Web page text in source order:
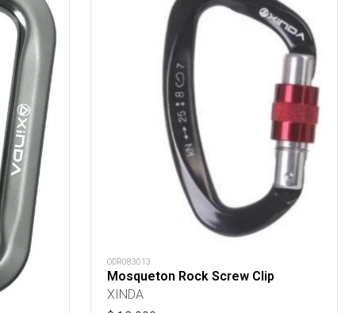
ODR083013
Mosqueton Rock Screw Clip
XINDA